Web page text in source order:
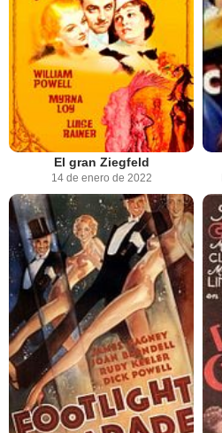
El gran Ziegfeld
14 de enero de 2022